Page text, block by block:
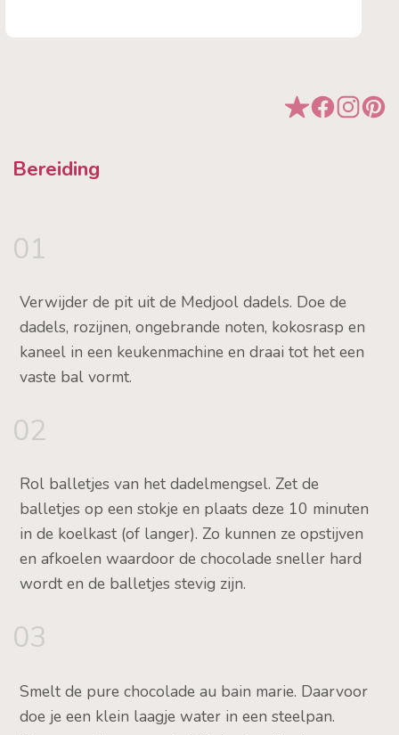
Bereiding
01
Verwijder de pit uit de Medjool dadels. Doe de
dadels, rozijnen, ongebrande noten, kokosrasp en
kaneel in een keukenmachine en draai tot het een
vaste bal vormt.
02
Rol balletjes van het dadelmengsel. Zet de
balletjes op een stokje en plaats deze 10 minuten
in de koelkast (of langer). Zo kunnen ze opstijven
en afkoelen waardoor de chocolade sneller hard
wordt en de balletjes stevig zijn.
03
Smelt de pure chocolade au bain marie. Daarvoor
doe je een klein laagje water in een steelpan.